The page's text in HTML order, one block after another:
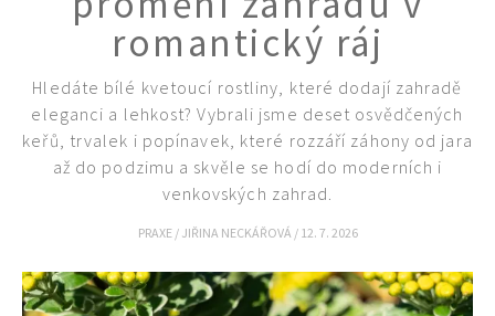
Naše krásná zahrada Speciál
romantický ráj
Hledáte bílé kvetoucí rostliny, které dodají zahradě
eleganci a lehkost? Vybrali jsme deset osvědčených
keřů, trvalek i popínavek, které rozzáří záhony od jara
až do podzimu a skvěle se hodí do moderních i
venkovských zahrad.
PRAXE / JIŘINA NECKÁŘOVÁ / 12. 7. 2026